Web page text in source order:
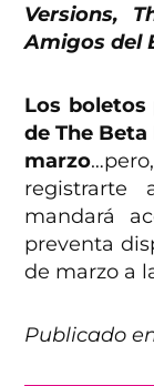
Versions,
Amigos del
Los boletos
de The
marzo
mandará
preventa
de marzo a
Publicado